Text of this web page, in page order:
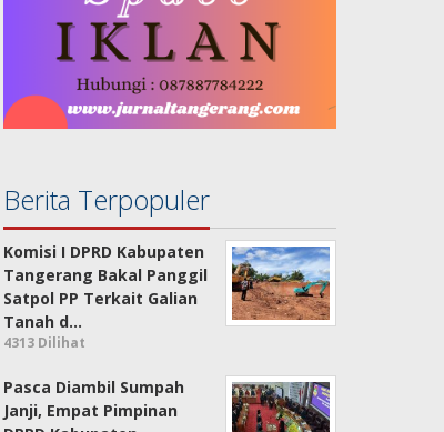
Berita Terpopuler
Komisi I DPRD Kabupaten
Tangerang Bakal Panggil
Satpol PP Terkait Galian
Tanah d…
4313 Dilihat
Pasca Diambil Sumpah
Janji, Empat Pimpinan